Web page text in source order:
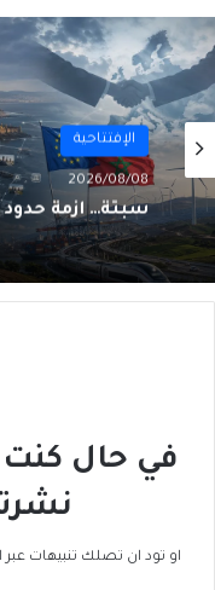
رأي
2026/08/06
بوتين واحد لا
في حال
او تود ان تصلك تنبيهات عبر